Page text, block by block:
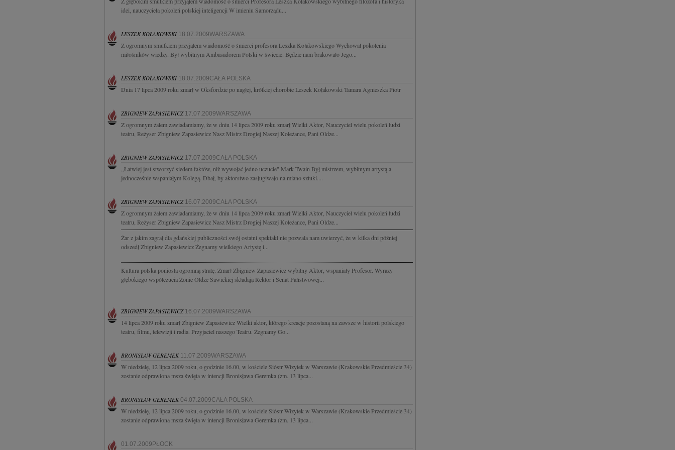
idei, nauczyciela pokoleń polskiej inteligencji W imieniu Samorządu...
LESZEK KOŁAKOWSKI 18.07.2009WARSZAWA
Z ogromnym smutkiem przyjąłem wiadomość o śmierci profesora Leszka Kołakowskiego Wychował pokolenia
miłośników wiedzy. Był wybitnym Ambasadorem Polski w świecie. Będzie nam brakowało Jego...
LESZEK KOŁAKOWSKI 18.07.2009CAŁA POLSKA
Dnia 17 lipca 2009 roku zmarł w Oksfordzie po nagłej, krótkiej chorobie Leszek Kołakowski Tamara Agnieszka Piotr
ZBIGNIEW ZAPASIEWICZ 17.07.2009WARSZAWA
Z ogromnym żalem zawiadamiamy, że w dniu 14 lipca 2009 roku zmarł Wielki Aktor, Nauczyciel wielu pokoleń ludzi
teatru, Reżyser Zbigniew Zapasiewicz Nasz Mistrz Drogiej Naszej Koleżance, Pani Oldze...
ZBIGNIEW ZAPASIEWICZ 17.07.2009CAŁA POLSKA
,,Łatwiej jest stworzyć siedem faktów, niż wywołać jedno uczucie" Mark Twain Był mistrzem, wybitnym artystą a
jednocześnie wspaniałym Kolegą. Dbał, by aktorstwo zasługiwało na miano sztuki....
ZBIGNIEW ZAPASIEWICZ 16.07.2009CAŁA POLSKA
Z ogromnym żalem zawiadamiamy, że w dniu 14 lipca 2009 roku zmarł Wielki Aktor, Nauczyciel wielu pokoleń ludzi
teatru, Reżyser Zbigniew Zapasiewicz Nasz Mistrz Drogiej Naszej Koleżance, Pani Oldze...
Żar z jakim zagrał dla gdańskiej publiczności swój ostatni spektakl nie pozwala nam uwierzyć, że w kilka dni później
odszedł Zbigniew Zapasiewicz Żegnamy wielkiego Artystę i...
Kultura polska poniosła ogromną stratę. Zmarł Zbigniew Zapasiewicz wybitny Aktor, wspaniały Profesor. Wyrazy
głębokiego współczucia Żonie Oldze Sawickiej składają Rektor i Senat Państwowej...
ZBIGNIEW ZAPASIEWICZ 16.07.2009WARSZAWA
14 lipca 2009 roku zmarł Zbigniew Zapasiewicz Wielki aktor, którego kreacje pozostaną na zawsze w historii polskiego
teatru, filmu, telewizji i radia. Przyjaciel naszego Teatru. Żegnamy Go...
BRONISŁAW GEREMEK 11.07.2009WARSZAWA
W niedzielę, 12 lipca 2009 roku, o godzinie 16.00, w kościele Sióstr Wizytek w Warszawie (Krakowskie Przedmieście 34)
zostanie odprawiona msza święta w intencji Bronisława Geremka (zm. 13 lipca...
BRONISŁAW GEREMEK04.07.2009CAŁA POLSKA
W niedzielę, 12 lipca 2009 roku, o godzinie 16.00, w kościele Sióstr Wizytek w Warszawie (Krakowskie Przedmieście 34)
zostanie odprawiona msza święta w intencji Bronisława Geremka (zm. 13 lipca...
01.07.2009PŁOCK